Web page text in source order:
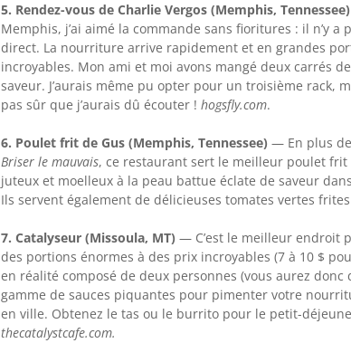
5. Rendez-vous de Charlie Vergos (Memphis, Tennessee)
Memphis, j’ai aimé la commande sans fioritures : il n’y a
direct. La nourriture arrive rapidement et en grandes
incroyables. Mon ami et moi avons mangé deux carrés
saveur. J’aurais même pu opter pour un troisième rack,
pas sûr que j’aurais dû écouter ! hogsfly.com.
6. Poulet frit de Gus (Memphis, Tennessee) — En plus
Briser le mauvais, ce restaurant sert le meilleur poulet frit
juteux et moelleux à la peau battue éclate de saveur
Ils servent également de délicieuses tomates vertes
7. Catalyseur (Missoula, MT) — C’est le meilleur endroit
des portions énormes à des prix incroyables (7 à 10 $
en réalité composé de deux personnes (vous aurez
gamme de sauces piquantes pour pimenter votre
en ville. Obtenez le tas ou le burrito pour le petit-
thecatalystcafe.com.